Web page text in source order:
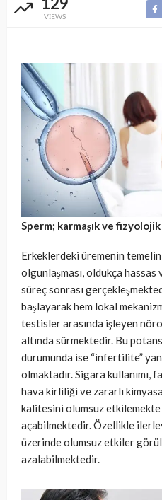
VIEWS
Sperm; karmaşık ve
Erkeklerdeki üremenin
olgunlaşması, oldukça
süreç sonrası
başlayarak hem lokal
testisler arasında işleyen
altında sürmektedir. Bu
durumunda ise “infertilite”
olmaktadır. Sigara kullanımı,
hava kirliliği ve zararlı
kalitesini olumsuz etkilemekte
açabilmektedir. Özellikle
üzerinde olumsuz etkiler
azalabilmektedir.